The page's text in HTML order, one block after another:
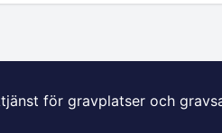
för gravplatser och